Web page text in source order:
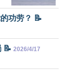
功劳？ 📝
📝 2026/4/17